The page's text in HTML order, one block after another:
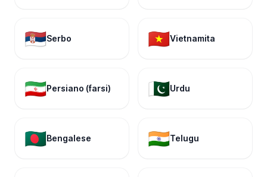
🇷🇸Serbo 🇻🇳Vietnamita
🇮🇷Persiano (farsi) 🇵🇰Urdu
🇧🇩Bengalese 🇮🇳Telugu